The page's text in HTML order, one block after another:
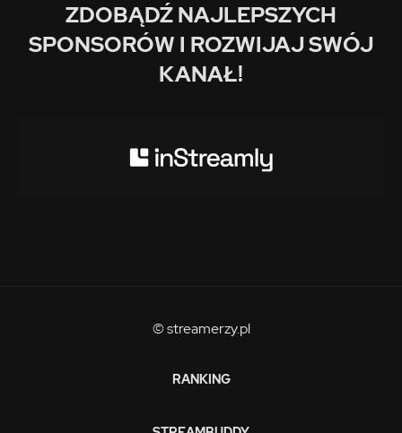
ZDOBĄDŹ NAJLEPSZYCH
SPONSORÓW I ROZWIJAJ SWÓJ
KANAŁ!
© streamerzy.pl
RANKING